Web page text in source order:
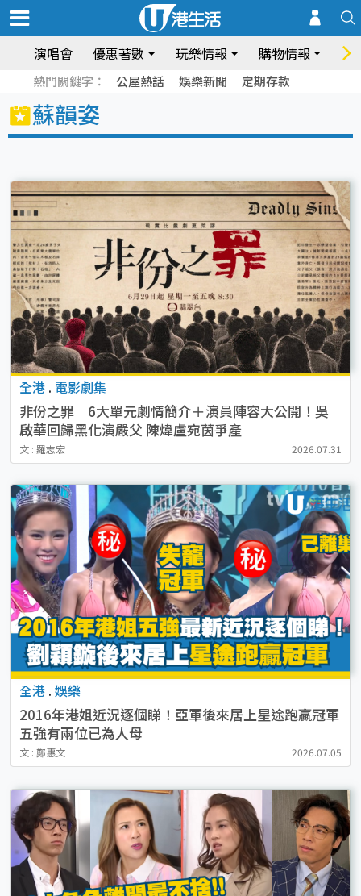
演唱會 優惠著數 玩樂情報 購物情報 飲
熱門關鍵字： 公屋熱話 娛樂新聞 定期存款
蘇韻姿
全港 . 電影劇集
非份之罪｜6大單元劇情簡介＋演員陣容大公開！吳
啟華回歸黑化演嚴父 陳煒盧宛茵爭產
文 : 羅志宏 2026.07.31
全港 . 娛樂
2016年港姐近況逐個睇！亞軍後來居上星途跑贏冠軍
五強有兩位已為人母
文 : 鄭惠文 2026.07.05